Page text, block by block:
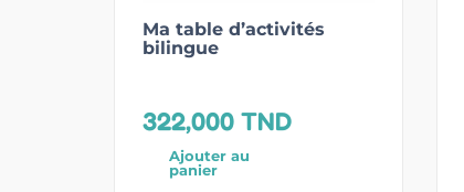
Ma table d’activités
bilingue
322,000 TND
Ajouter au
panier